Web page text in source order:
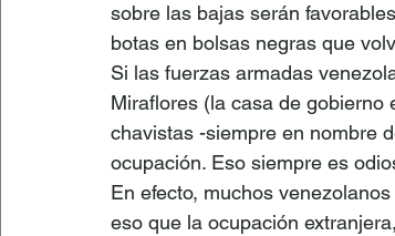
sobre las bajas serán
botas en bolsas negras que
Si las fuerzas armadas
Miraflores (la casa de
chavistas -siempre en nombre
ocupación. Eso siempre es
En efecto, muchos
eso que la ocupación